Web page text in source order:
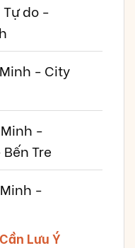
do -
- City
Minh -
Tre
-
Lưu Ý